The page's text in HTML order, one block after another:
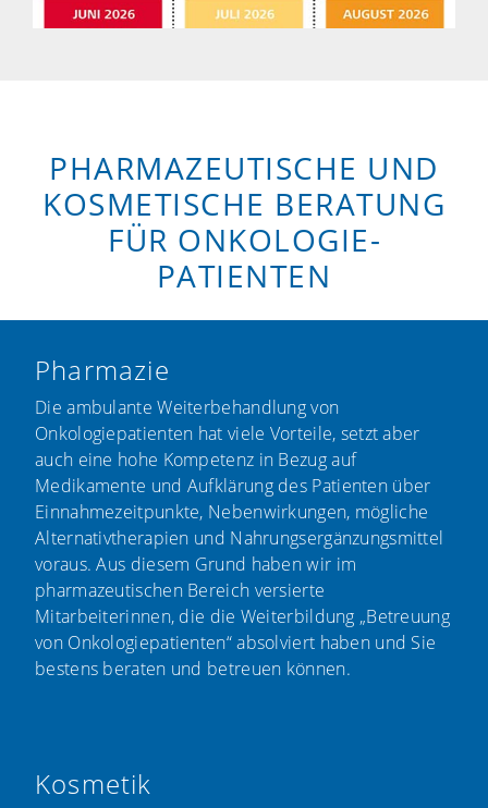
PHARMAZEUTISCHE UND
KOSMETISCHE BERATUNG
FÜR ONKOLOGIE­
PATIENTEN
Pharmazie
Die ambulante Weiterbehandlung von
Onkologiepatienten hat viele Vorteile, setzt aber
auch eine hohe Kompetenz in Bezug auf
Medikamente und Aufklärung des Patienten über
Einnahmezeitpunkte, Nebenwirkungen, mögliche
Alternativtherapien und Nahrungsergänzungsmittel
voraus. Aus diesem Grund haben wir im
pharmazeutischen Bereich versierte
Mitarbeiterinnen, die die Weiterbildung „Betreuung
von Onkologiepatienten“ absolviert haben und Sie
bestens beraten und betreuen können.
Kosmetik